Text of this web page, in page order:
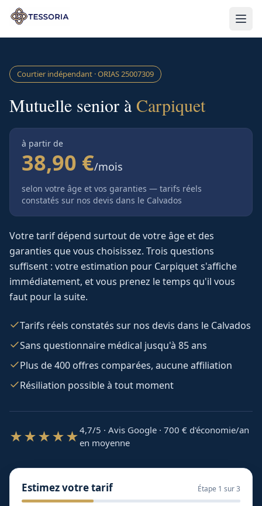
Aller au contenu principal
Courtier indépendant · ORIAS25007309
Mutuelle senior àCarpiquet
à partir de
38,90 €/mois
selon votre âge et vos garanties — tarifs réels
constatés sur nos devis dans le Calvados
Votre tarif dépend surtout de votre âge et des
garanties que vous choisissez. Trois questions
suffisent : votre estimation pour Carpiquets'affiche
immédiatement, et vous prenez le temps qu'il vous
faut pour la suite.
Tarifs réels constatés sur nos devis dans le Calvados
Sans questionnaire médical jusqu'à 85 ans
Plus de 400 offres comparées, aucune affiliation
Résiliation possible à tout moment
★★★★★4,7/5 · Avis Google · 700 € d'économie/an
en moyenne
Estimez votre tarif Étape 1 sur 3